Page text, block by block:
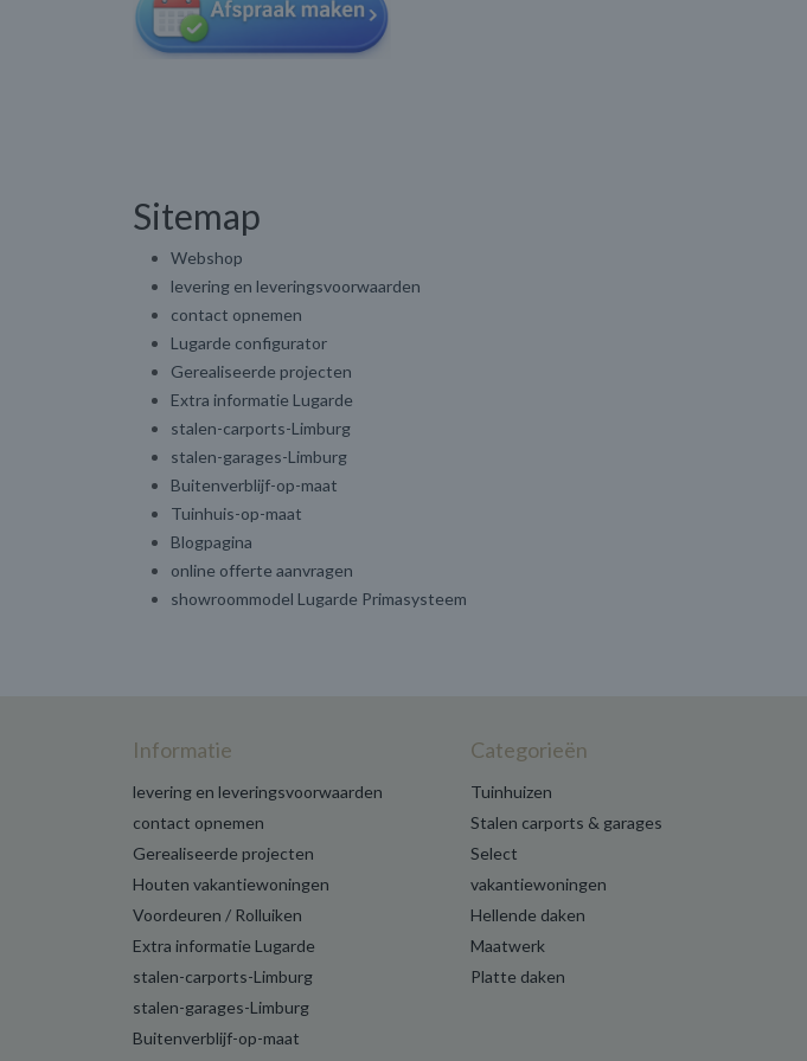
Sitemap
Webshop
levering en leveringsvoorwaarden
contact opnemen
Lugarde configurator
Gerealiseerde projecten
Extra informatie Lugarde
stalen-carports-Limburg
stalen-garages-Limburg
Buitenverblijf-op-maat
Tuinhuis-op-maat
Blogpagina
online offerte aanvragen
showroommodel Lugarde Primasysteem
Informatie
levering en leveringsvoorwaarden
contact opnemen
Gerealiseerde projecten
Houten vakantiewoningen
Voordeuren / Rolluiken
Extra informatie Lugarde
stalen-carports-Limburg
stalen-garages-Limburg
Buitenverblijf-op-maat
Categorieën
Tuinhuizen
Stalen carports & garages
Select
vakantiewoningen
Hellende daken
Maatwerk
Platte daken